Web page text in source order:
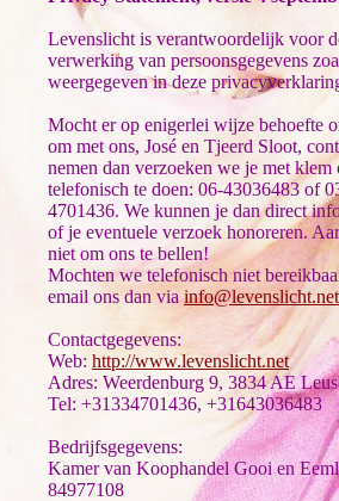
Levenslicht is verantwoordelijk voor
verwerking van persoonsgegevens
weergegeven in deze
Mocht er op enigerlei wijze behoefte
om met ons, José en Tjeerd Sloot,
nemen dan verzoeken we je met klem
telefonisch te doen: 06-43036483 of
4701436. We kunnen je dan direct
of je eventuele verzoek honoreren.
niet om ons te bellen!
Mochten we telefonisch niet
email ons dan via
Contactgegevens:
Web: http://www.levenslicht.net
Adres: Weerdenburg 9, 3834 AE
Tel: +31334701436, +31643036483
Bedrijfsgegevens:
Kamer van Koophandel Gooi en
84977108